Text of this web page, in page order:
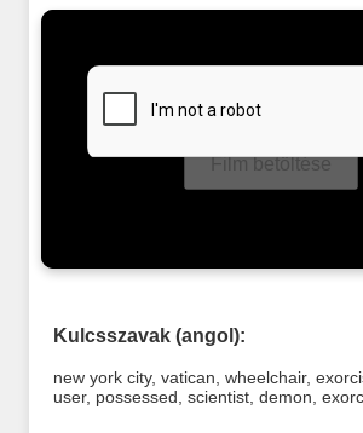
Film betöltése
Kulcsszavak (angol):
new york city, vatican wheelchair,
user, possessed scientist, demon